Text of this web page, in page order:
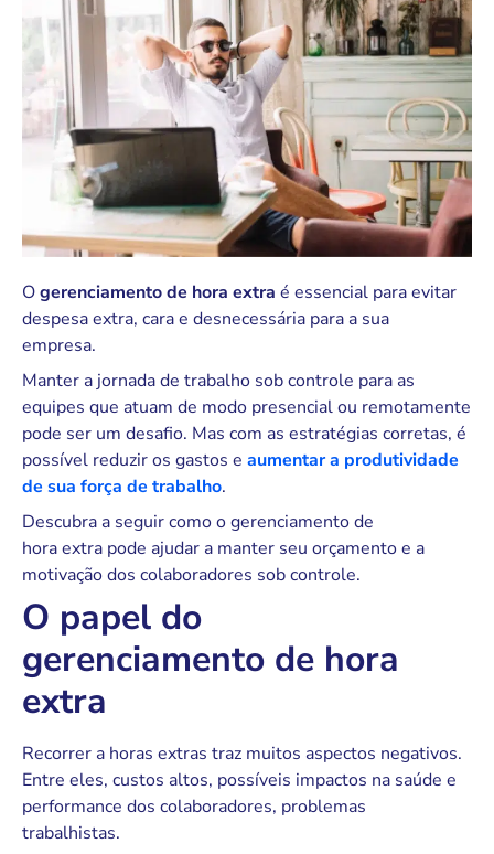
Ogerenciamento de hora extra é essencial para evitar
despesa extra, cara e desnecessária para a sua
empresa.
Manter a jornada de trabalho sob controle para as
equipes que atuam de modo presencial ou remotamente
pode ser um desafio. Mas com as estratégias corretas, é
possível reduzir os gastos e aumentar a produtividade
de sua força de trabalho.
Descubra a seguir como o gerenciamento de
hora extra pode ajudar a manter seu orçamento e a
motivação dos colaboradores sob controle.
O papel do
gerenciamento de hora
extra
Recorrer a horas extras traz muitos aspectos negativos.
Entre eles, custos altos, possíveis impactos na saúde e
performance dos colaboradores, problemas
trabalhistas.